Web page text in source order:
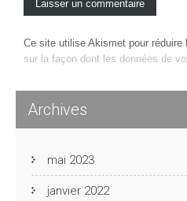
Ce site utilise Akismet pour réduire
sur la façon dont les données de
Archives
mai 2023
janvier 2022